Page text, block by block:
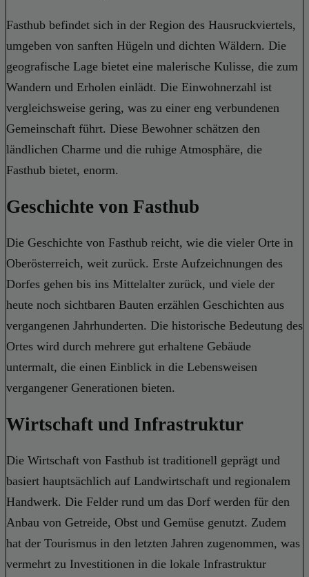
Fasthub befindet sich in der Region des Hausruckviertels,
umgeben von sanften Hügeln und dichten Wäldern. Die
geografische Lage bietet eine malerische Kulisse, die zum
Wandern und Erholen einlädt. Die Einwohnerzahl ist
vergleichsweise gering, was zu einer eng verbundenen
Gemeinschaft führt. Diese Bewohner schätzen den
ländlichen Charme und die ruhige Atmosphäre, die
Fasthub bietet, enorm.
Geschichte von Fasthub
Die Geschichte von Fasthub reicht, wie die vieler Orte in
Oberösterreich, weit zurück. Erste Aufzeichnungen des
Dorfes gehen bis ins Mittelalter zurück, und viele der
heute noch sichtbaren Bauten erzählen Geschichten aus
vergangenen Jahrhunderten. Die historische Bedeutung des
Ortes wird durch mehrere gut erhaltene Gebäude
untermalt, die einen Einblick in die Lebensweisen
vergangener Generationen bieten.
Wirtschaft und Infrastruktur
Die Wirtschaft von Fasthub ist traditionell geprägt und
basiert hauptsächlich auf Landwirtschaft und regionalem
Handwerk. Die Felder rund um das Dorf werden für den
Anbau von Getreide, Obst und Gemüse genutzt. Zudem
hat der Tourismus in den letzten Jahren zugenommen, was
vermehrt zu Investitionen in die lokale Infrastruktur